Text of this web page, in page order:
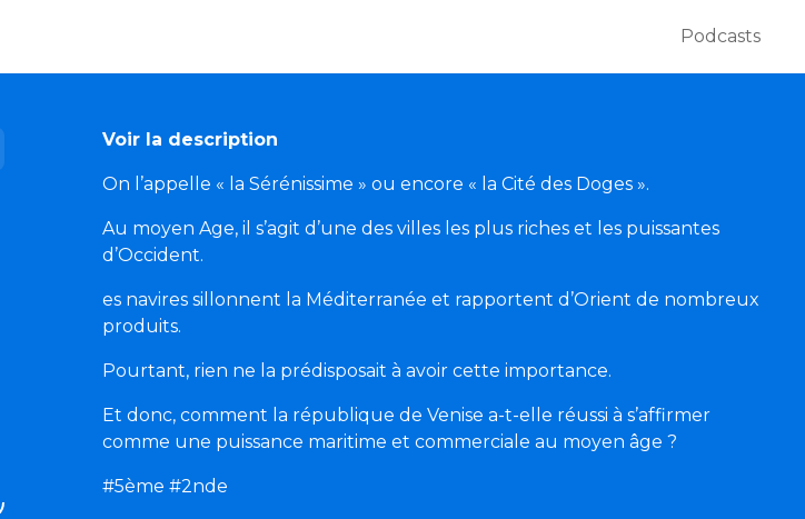
Podcasts
Voir la description
On l’appelle « la Sérénissime » ou encore « la Cité des Doges ».
Au moyen Age, il s’agit d’une des villes les plus riches et les puissantes
d’Occident.
es navires sillonnent la Méditerranée et rapportent d’Orient de nombreux
produits.
Pourtant, rien ne la prédisposait à avoir cette importance.
Et donc, comment la république de Venise a-t-elle réussi à s’affirmer
comme une puissance maritime et commerciale au moyen âge ?
#5ème #2nde